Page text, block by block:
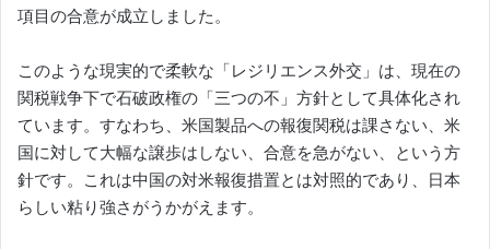
項目の合意が成立しました。
このような現実的で柔軟な「レジリエンス外交」は、現在の
関税戦争下で石破政権の「三つの不」方針として具体化され
ています。すなわち、米国製品への報復関税は課さない、米
国に対して大幅な譲歩はしない、合意を急がない、という方
針です。これは中国の対米報復措置とは対照的であり、日本
らしい粘り強さがうかがえます。